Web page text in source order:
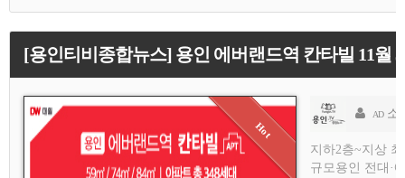
[용인티비종합뉴스] 용인 에버랜드역 칸타빌 11월
AD 소
지하2층~지상
규모용인 전대·